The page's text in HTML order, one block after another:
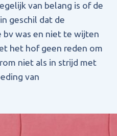
van belang is of de
geschil dat de
bv was en niet te wijten
het hof geen reden om
niet als in strijd met
van